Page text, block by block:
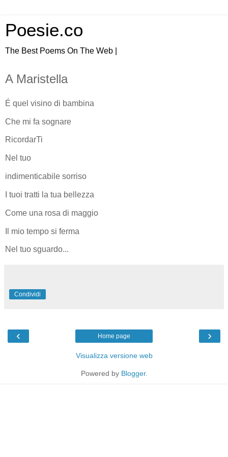
Poesie.co
The Best Poems On The Web |
A Maristella
É quel visino di bambina
Che mi fa sognare
RicordarTi
Nel tuo
indimenticabile sorriso
I tuoi tratti la tua bellezza
Come una rosa di maggio
Il mio tempo si ferma
Nel tuo sguardo...
Condividi
‹ ›
Home page
Visualizza versione web
Powered by Blogger.